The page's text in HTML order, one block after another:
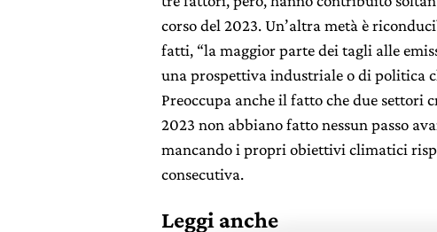
corso del 2023. Un’altra metà è
fatti, “la maggior parte dei tagli alle
una prospettiva industriale o di politica
Preoccupa anche il fatto che due settori
2023 non abbiano fatto nessun passo
mancando i propri obiettivi climatici
consecutiva.
Leggi anche